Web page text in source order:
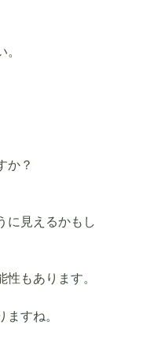
か？
に見えるかもし
もあります。
すね。